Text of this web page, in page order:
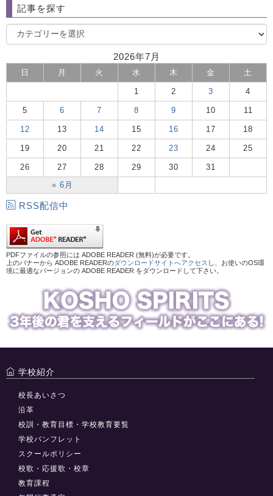
記事を探す
2026年7月
日 月 火 水 木 金 土
« 6月
1 2 3 4
5 6 7 8 9 10 11
12 13 14 15 16 17 18
19 20 21 22 23 24 25
26 27 28 29 30 31
RSS配信中
PDFファイルの参照には ADOBE READER (無料)が必要です。
上のバナーから ADOBE READERのダウンロードサイトへアクセス し、お使いのOS環
境に最適なバージョンの ADOBE READER をダウンロードして下さい。
学校紹介
校長あいさつ
沿革
校訓・教育目標・学校教育要覧
学校パンフレット
スクールポリシー
校歌・応援歌・校章
教育課程